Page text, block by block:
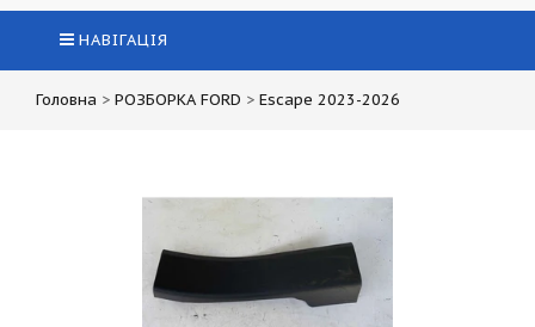
НАВІГАЦІЯ
Головна > РОЗБОРКА FORD > Escape 2023-2026